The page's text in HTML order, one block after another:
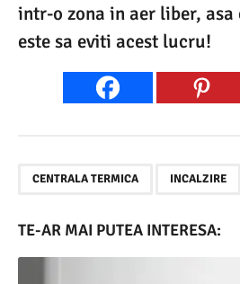
intr-o zona in aer liber, asa
este sa eviti acest lucru!
CENTRALA TERMICA INCALZIRE
TE-AR MAI PUTEA INTERESA: